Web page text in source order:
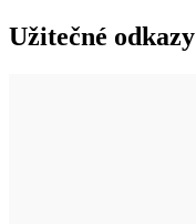
Užitečné odkazy